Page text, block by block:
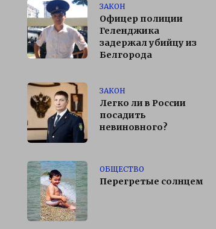
ЗАКОН
Офицер полиции
Геленджика
задержал убийцу из
Белгорода
ЗАКОН
Легко ли в России
посадить
невиновного?
ОБЩЕСТВО
Перегретые солнцем